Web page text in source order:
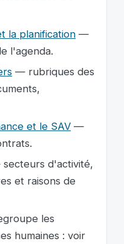
la planification —
l'agenda.
— rubriques des
et le SAV —
d'activité,
et raisons de
les
humaines : voir